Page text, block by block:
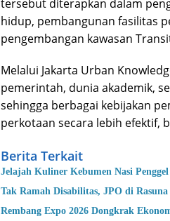
tersebut diterapkan dalam
hidup, pembangunan fasilitas
pengembangan kawasan
Melalui Jakarta Urban
pemerintah, dunia akademik,
sehingga berbagai kebijakan
perkotaan secara lebih efektif,
Berita Terkait
Jelajah Kuliner Kebumen Nasi
Tak Ramah Disabilitas, JPO di
Rembang Expo 2026 Dongkrak